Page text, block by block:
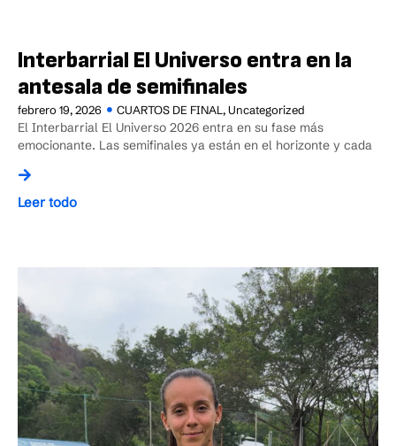
Interbarrial El Universo entra en la
antesala de semifinales
febrero 19, 2026 CUARTOS DE FINAL ,Uncategorized
El Interbarrial El Universo 2026 entra en su fase más
emocionante. Las semifinales ya están en el horizonte y cada
Leer todo